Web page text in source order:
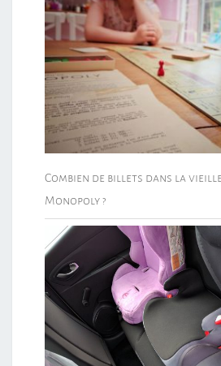
Combien de billets dans la
Monopoly ?